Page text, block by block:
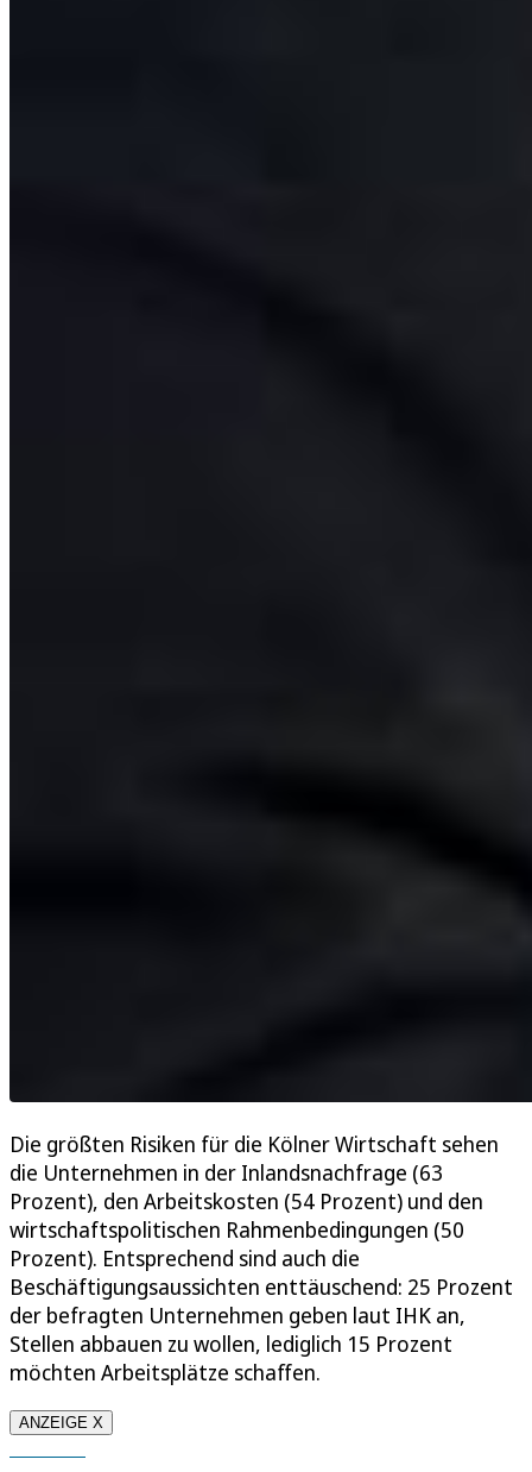
Die größten Risiken für die Kölner Wirtschaft sehen
die Unternehmen in der Inlandsnachfrage (63
Prozent), den Arbeitskosten (54 Prozent) und den
wirtschaftspolitischen Rahmenbedingungen (50
Prozent). Entsprechend sind auch die
Beschäftigungsaussichten enttäuschend: 25 Prozent
der befragten Unternehmen geben laut IHK an,
Stellen abbauen zu wollen, lediglich 15 Prozent
möchten Arbeitsplätze schaffen.
ANZEIGE X